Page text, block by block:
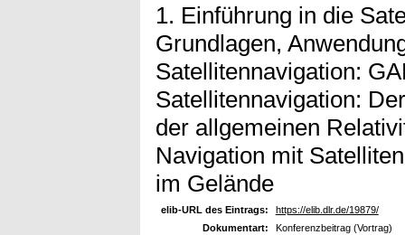
1. Einführung in die
Grundlagen,
Satellitennavigation:
Satellitennavigation:
der allgemeinen
Navigation mit
im Gelände
elib-URL des Eintrags:
https://elib.dlr.de/19879/
Dokumentart:
Konferenzbeitrag (Vortrag)